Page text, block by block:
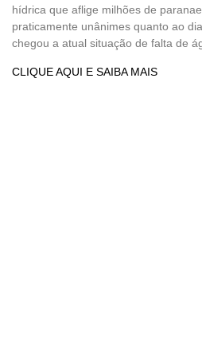
hídrica que aflige milhões de
praticamente unânimes quanto ao
chegou a atual situação de falta de
CLIQUE AQUI E SAIBA MAIS